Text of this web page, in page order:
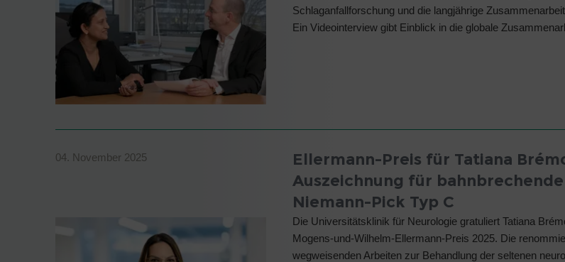
Schlaganfallforschung und die langjährige
Ein Videointerview gibt Einblick in die globale
04. November 2025
Ellermann-Preis für Tatiana
Auszeichnung für
Niemann-Pick Typ C
Die Universitätsklinik für Neurologie gratuliert Tatiana
Mogens-und-Wilhelm-Ellermann-Preis 2025. Die
wegweisenden Arbeiten zur Behandlung der seltenen